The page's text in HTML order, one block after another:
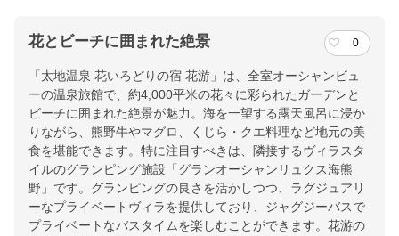
花とビーチに囲まれた絶景 0
「太地温泉 花いろどりの宿 花游」は、全室オーシャンビュ
ーの温泉旅館で、約4,000平米の花々に彩られたガーデンと
ビーチに囲まれた絶景が魅力。海を一望する露天風呂に浸か
りながら、熊野牛やマグロ、くじら・クエ料理など地元の美
食を堪能できます。特に注目すべきは、隣接するヴィラスタ
イルのグランピング施設「グランオーシャンリュクス海熊
野」です。グランピングの良さを活かしつつ、ラグジュアリ
ーなプライベートヴィラを提供しており、ジャグジーバスで
プライベートなバスタイムを楽しむことができます。花游の